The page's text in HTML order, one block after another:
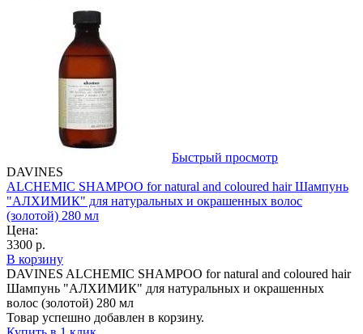
Быстрый просмотр
DAVINES
ALCHEMIC SHAMPOO for natural and coloured hair Шампунь
"АЛХИМИК" для натуральных и окрашенных волос
(золотой) 280 мл
Цена:
3300 р.
В корзину
DAVINES ALCHEMIC SHAMPOO for natural and coloured hair
Шампунь "АЛХИМИК" для натуральных и окрашенных
волос (золотой) 280 мл
Товар успешно добавлен в корзину.